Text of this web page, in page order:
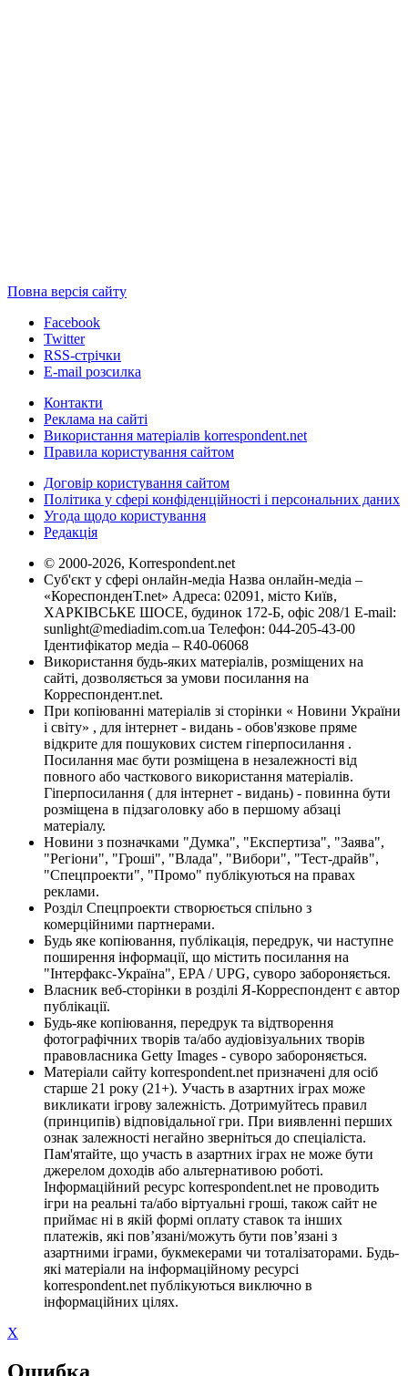
Повна версія сайту
Facebook
Twitter
RSS-стрічки
E-mail розсилка
Контакти
Реклама на сайті
Використання матеріалів korrespondent.net
Правила користування сайтом
Договір користування сайтом
Політика у сфері конфіденційності і персональних даних
Угода щодо користування
Редакція
© 2000-2026, Korrespondent.net
Суб'єкт у сфері онлайн-медіа Назва онлайн-медіа –
«КореспонденТ.net» Адреса: 02091, місто Київ,
ХАРКІВСЬКЕ ШОСЕ, будинок 172-Б, офіс 208/1 E-mail:
sunlight@mediadim.com.ua Телефон: 044-205-43-00
Ідентифікатор медіа – R40-06068
Використання будь-яких матеріалів, розміщених на
сайті, дозволяється за умови посилання на
Корреспондент.net.
При копіюванні матеріалів зі сторінки « Новини України
і світу» , для інтернет - видань - обов'язкове пряме
відкрите для пошукових систем гіперпосилання .
Посилання має бути розміщена в незалежності від
повного або часткового використання матеріалів.
Гіперпосилання ( для інтернет - видань) - повинна бути
розміщена в підзаголовку або в першому абзаці
матеріалу.
Новини з позначками "Думка", "Експертиза", "Заява",
"Регіони", "Гроші", "Влада", "Вибори", "Тест-драйв",
"Спецпроекти", "Промо" публікуються на правах
реклами.
Розділ Спецпроекти створюється спільно з
комерційними партнерами.
Будь яке копіювання, публікація, передрук, чи наступне
поширення інформації, що містить посилання на
"Інтерфакс-Україна", EPA / UPG, суворо забороняється.
Власник веб-сторінки в розділі Я-Корреспондент є автор
публікації.
Будь-яке копіювання, передрук та відтворення
фотографічних творів та/або аудіовізуальних творів
правовласника Getty Images - суворо забороняється.
Матеріали сайту korrespondent.net призначені для осіб
старше 21 року (21+). Участь в азартних іграх може
викликати ігрову залежність. Дотримуйтесь правил
(принципів) відповідальної гри. При виявленні перших
ознак залежності негайно зверніться до спеціаліста.
Пам'ятайте, що участь в азартних іграх не може бути
джерелом доходів або альтернативою роботі.
Інформаційний ресурс korrespondent.net не проводить
ігри на реальні та/або віртуальні гроші, також сайт не
приймає ні в якій формі оплату ставок та інших
платежів, які пов’язані/можуть бути пов’язані з
азартними іграми, букмекерами чи тоталізаторами. Будь-
які матеріали на інформаційному ресурсі
korrespondent.net публікуються виключно в
інформаційних цілях.
X